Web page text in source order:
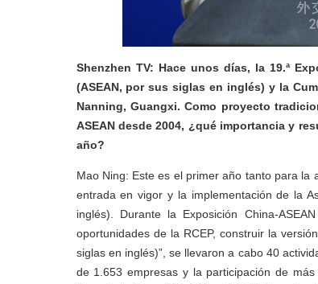
Shenzhen TV: Hace unos días, la 19.ª
(ASEAN, por sus siglas en inglés) y la
Nanning, Guangxi. Como proyecto
ASEAN desde 2004, ¿qué importancia y
año?
Mao Ning: Este es el primer año tanto para la
entrada en vigor y la implementación de la
inglés). Durante la Exposición China-
oportunidades de la RCEP, construir la
siglas en inglés)”, se llevaron a cabo 40
de 1.653 empresas y la participación de